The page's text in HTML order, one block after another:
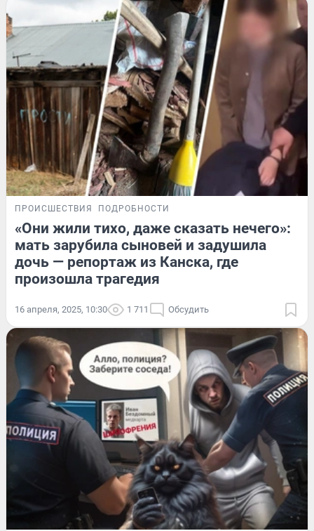
ПРОИСШЕСТВИЯ ПОДРОБНОСТИ
«Они жили тихо, даже сказать нечего»:
мать зарубила сыновей и задушила
дочь — репортаж из Канска, где
произошла трагедия
16 апреля, 2025, 10:30 1 711 Обсудить